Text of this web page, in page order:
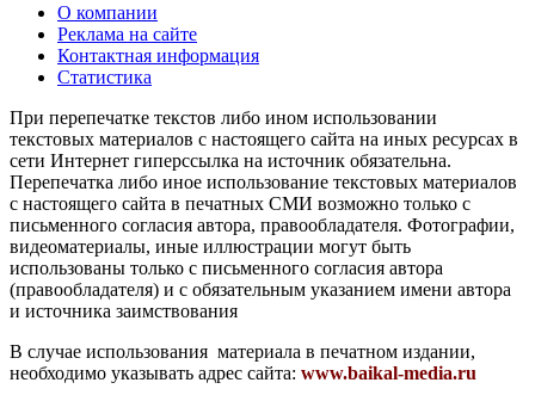
О компании
Реклама на сайте
Контактная информация
Статистика
При перепечатке текстов либо ином использовании
текстовых материалов с настоящего сайта на иных ресурсах в
сети Интернет гиперссылка на источник обязательна.
Перепечатка либо иное использование текстовых материалов
с настоящего сайта в печатных СМИ возможно только с
письменного согласия автора, правообладателя. Фотографии,
видеоматериалы, иные иллюстрации могут быть
использованы только с письменного согласия автора
(правообладателя) и с обязательным указанием имени автора
и источника заимствования
В случае использования материала в печатном издании,
необходимо указывать адрес сайта: www.baikal-media.ru